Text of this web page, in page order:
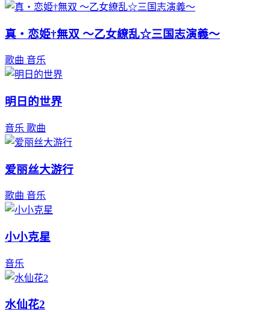
真・恋姫†無双 〜乙女繚乱☆三国志演義〜
歌曲 音乐
明日的世界
音乐 歌曲
爱丽丝大游行
歌曲 音乐
小小克星
音乐
水仙花2